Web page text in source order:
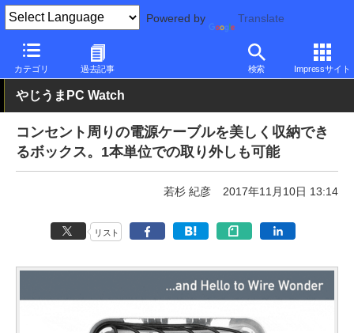
Powered by Translate
カテゴリ 過去記事 検索 Impressサイト
PC Watch 半導体/周辺機器 その他
やじうまPC Watch
コンセント周りの電源ケーブルを美しく収納でき
るボックス。1本単位での取り外しも可能
若杉 紀彦 2017年11月10日 13:14
リスト